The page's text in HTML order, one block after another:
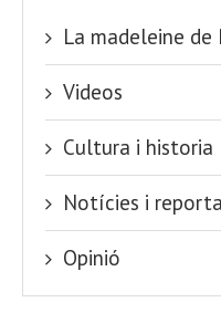
La madeleine de
Videos
Cultura i historia
Notícies i
Opinió